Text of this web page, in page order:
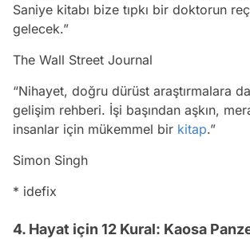
Saniye kitabı bize tıpkı bir doktorun
gelecek.”
The Wall Street Journal
“Nihayet, doğru dürüst araştırmalara
gelişim rehberi. İşi başından aşkın,
insanlar için mükemmel bir kitap.”
Simon Singh
* idefix
4. Hayat için 12 Kural: Kaosa